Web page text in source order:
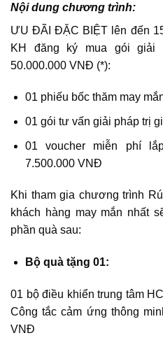
Nội dung chương trình:
ƯU ĐÃI ĐẶC BIỆT lên đến
KH đăng ký mua gói giải
50.000.000 VNĐ (*):
01 phiếu bốc thăm may
01 gói tư vấn giải pháp trị
01 voucher miễn phí
7.500.000 VNĐ
Khi tham gia chương trình
khách hàng may mắn nhất
phần quà sau:
Bộ quà tặng 01:
01 bộ điều khiển trung tâm
Công tắc cảm ứng thông
VNĐ